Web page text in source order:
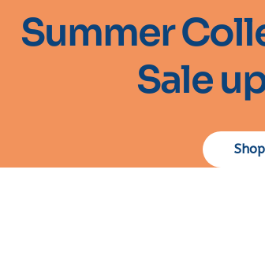
Summer
Sale